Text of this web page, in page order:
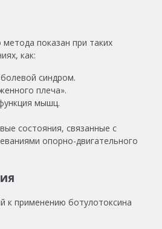
показан при таких
как:
синдром.
плеча».
мышц.
состояния, связанные с
опорно-двигательного
к применению ботулотоксина